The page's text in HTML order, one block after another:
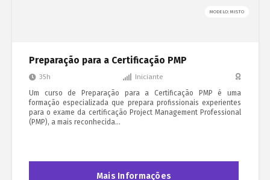
MODELO: MISTO
Preparação para a Certificação PMP
35h
Iniciante
Um curso de Preparação para a Certificação PMP é uma
formação especializada que prepara profissionais experientes
para o exame da certificação Project Management Professional
(PMP), a mais reconhecida…
Mais Informações